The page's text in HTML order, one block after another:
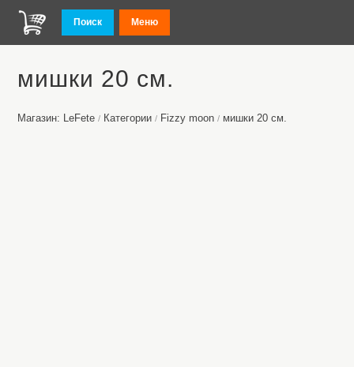
Поиск Меню
мишки 20 см.
Магазин: LeFete / Категории / Fizzy moon / мишки 20 см.